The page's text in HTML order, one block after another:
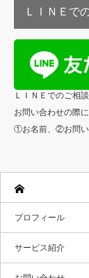
ＬＩＮＥで
ＬＩＮＥでのご相
お問い合わせの際
①お名前、②お問い
プロフィール
サービス紹介